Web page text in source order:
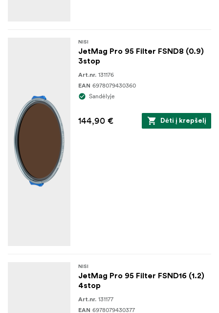
NISI
JetMag Pro 95 Filter FSND8 (0.9)
3stop
Art.nr. 131176
EAN 6978079430360
Sandėlyje
144,90 € Dėti į krepšelį
NISI
JetMag Pro 95 Filter FSND16 (1.2)
4stop
Art.nr. 131177
EAN 6978079430377